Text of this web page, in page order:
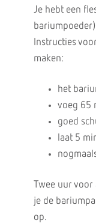
Je hebt een
Instructies
maken:
het
voeg 65
goed
laat 5
Twee uur
je de
op.